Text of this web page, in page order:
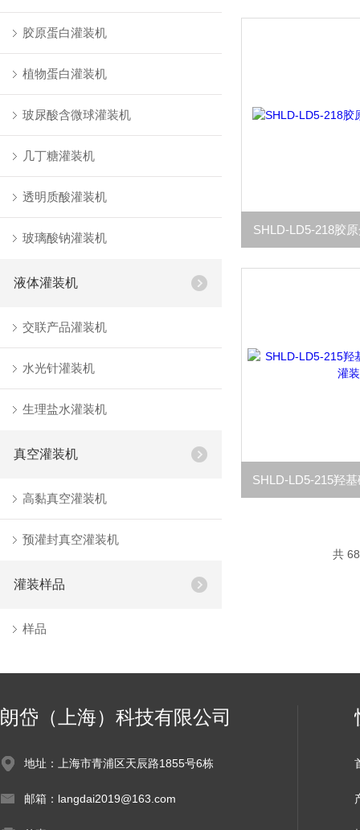
胶原蛋白灌装机
植物蛋白灌装机
玻尿酸含微球灌装机
几丁糖灌装机
透明质酸灌装机
玻璃酸钠灌装机
液体灌装机
交联产品灌装机
水光针灌装机
生理盐水灌装机
真空灌装机
高黏真空灌装机
预灌封真空灌装机
灌装样品
样品
SHLD-LD5-218胶
共
朗岱（上海）科技有限公司
地址：上海市青浦区天辰路1855号6栋
邮箱：langdai2019@163.com